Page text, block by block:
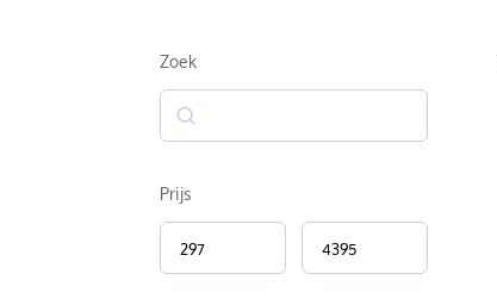
Zoek
Zoek
Prijs